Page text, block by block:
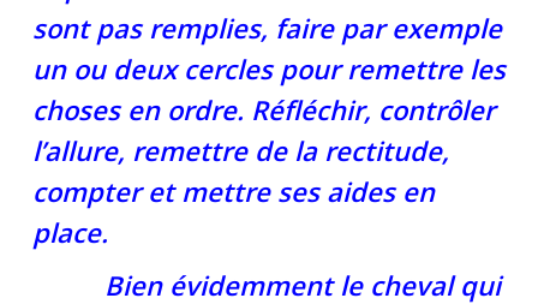
sont pas remplies, faire par exemple
un ou deux cercles pour remettre les
choses en ordre. Réfléchir, contrôler
l’allure, remettre de la rectitude,
compter et mettre ses aides en
place.
Bien évidemment le cheval qui